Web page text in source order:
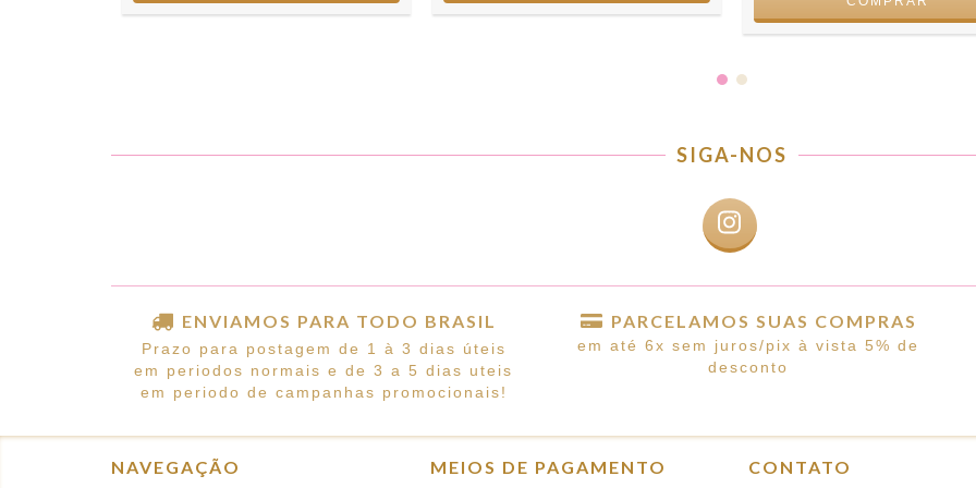
SIGA-NOS
ENVIAMOS PARA TODO BRASIL
Prazo para postagem de 1 à 3 dias úteis
em periodos normais e de 3 a 5 dias uteis
em periodo de campanhas promocionais!
PARCELAMOS SUAS COMPRAS
em até 6x sem juros/pix à vista 5% de
desconto
NAVEGAÇÃO MEIOS DE PAGAMENTO CONTATO